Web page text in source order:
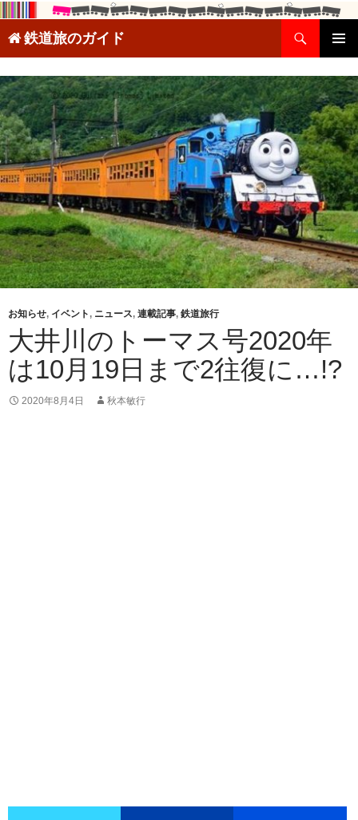
鉄道旅のガイド
索
ニュー
テ
ン
ツ
へ
ス
キ
ッ
プ
お知らせ, イベント , ニュース, 連載記事, 鉄道旅行
大井川のトーマス号2020年
は10月19日まで2往復に…!?
2020年8月4日 秋本敏行